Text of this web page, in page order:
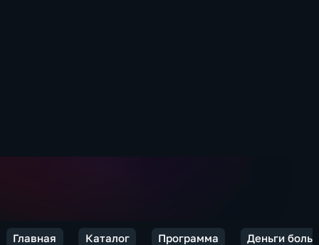
Главная Каталог Программа Деньги